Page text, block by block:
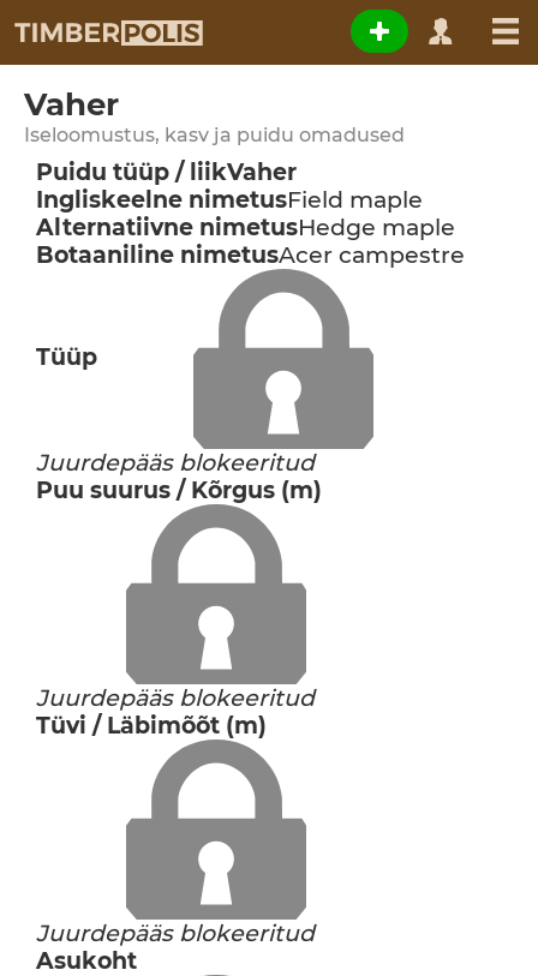
Vaher
Iseloomustus, kasv ja puidu omadused
Puidu tüüp / liikVaher
Ingliskeelne nimetusField maple
Alternatiivne nimetusHedge maple
Botaaniline nimetusAcer campestre
Tüüp
Juurdepääs blokeeritud
Puu suurus / Kõrgus (m)
Juurdepääs blokeeritud
Tüvi / Läbimõõt (m)
Juurdepääs blokeeritud
Asukoht